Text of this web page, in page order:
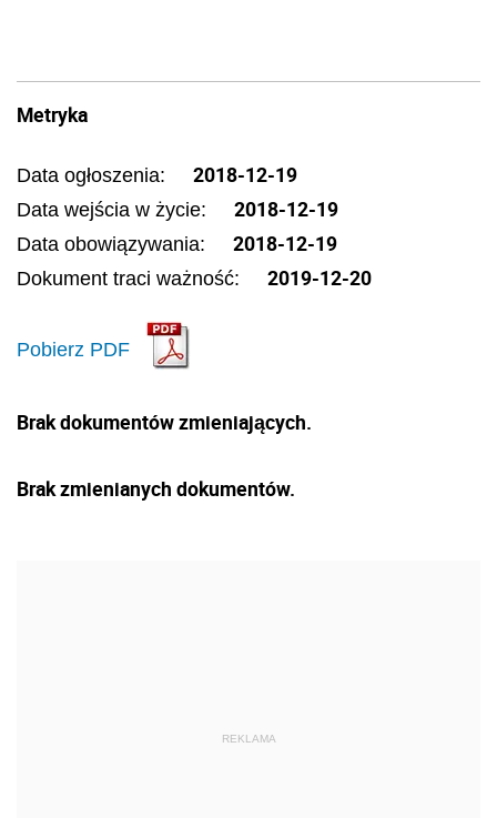
Metryka
Data ogłoszenia: 2018-12-19
Data wejścia w życie: 2018-12-19
Data obowiązywania: 2018-12-19
Dokument traci ważność: 2019-12-20
Pobierz PDF
Brak dokumentów zmieniających.
Brak zmienianych dokumentów.